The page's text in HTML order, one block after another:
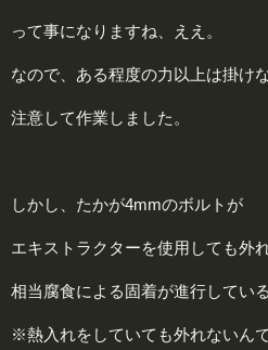
って事になりますね、ええ。
なので、ある程度の力以上は掛け
注意して作業しました。
しかし、たかが4mmのボルトが
エキストラクターを使用しても外
相当腐食による固着が進行してい
※熱入れをしていても外れないん